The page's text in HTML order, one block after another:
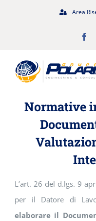
Area
Normative
L’art. 26 del d.lgs. 9
per il Datore di
elaborare il